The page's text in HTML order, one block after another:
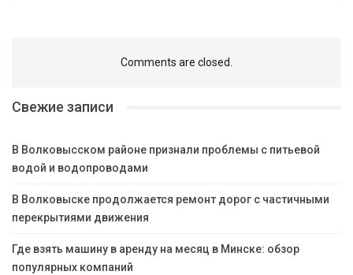
Comments are closed.
Свежие записи
В Волковысском районе признали проблемы с питьевой
водой и водопроводами
В Волковыске продолжается ремонт дорог с частичными
перекрытиями движения
Где взять машину в аренду на месяц в Минске: обзор
популярных компаний